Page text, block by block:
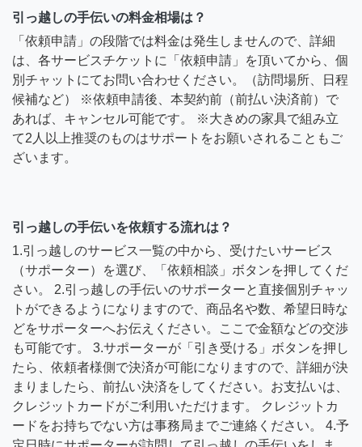
引っ越しの手伝いの料金相場は？
「依頼申請」の段階では料金は発生しませんので、詳細
は、各サービスチケットに「依頼申請」を頂いてから、個
別チャットにてお問い合わせください。（訪問場所、日程
候補など） ※依頼申請後、本契約前（前払い決済前）で
あれば、キャンセル可能です。 ※大きめの家具で組み立
て2人以上推奨のものはサポートをお願いされることもご
ざいます。
引っ越しの手伝いを依頼する流れは？
1.引っ越しのサービス一覧の中から、受けたいサービス
（サポーター）を選び、「依頼相談」ボタンを押してくだ
さい。 2.引っ越しの手伝いのサポーターと直接個別チャッ
トができるようになりますので、商品名や数、希望日時な
どをサポーターへお伝えください。ここで金額などの交渉
も可能です。 3.サポーターが「引き受ける」ボタンを押し
たら、依頼者様側で決済が可能になりますので、詳細が決
まりましたら、前払い決済をしてください。お支払いは、
クレジットカードがご利用いただけます。 クレジットカ
ードをお持ちでない方は事務局までご連絡ください。 4.予